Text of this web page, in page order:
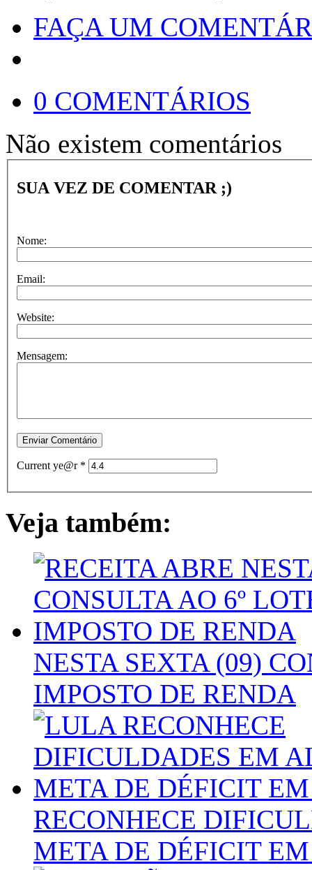
FAÇA UM
0 COMENTÁRIOS
Não existem comentários
SUA VEZ DE COMENTAR ;)
Nome:
Email:
Website:
Mensagem:
Current ye@r *
Veja também:
NESTA SEXTA (09)
IMPOSTO DE RENDA
RECONHECE
META DE DÉFICIT